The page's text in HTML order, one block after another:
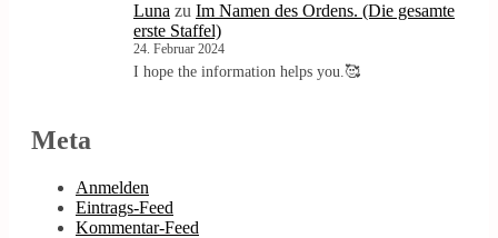
Luna zu Im Namen des Ordens. (Die gesamte
erste Staffel)
24. Februar 2024
I hope the information helps you.🥰
Meta
Anmelden
Eintrags-Feed
Kommentar-Feed